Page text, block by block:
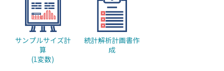
サンプルサイズ計
算
(1変数)
統計解析計画書作
成